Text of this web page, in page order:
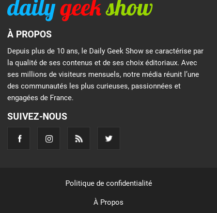
À PROPOS
Depuis plus de 10 ans, le Daily Geek Show se caractérise par
la qualité de ses contenus et de ses choix éditoriaux. Avec
ses millions de visiteurs mensuels, notre média réunit l’une
des communautés les plus curieuses, passionnées et
engagées de France.
SUIVEZ-NOUS
Politique de confidentialité
À Propos